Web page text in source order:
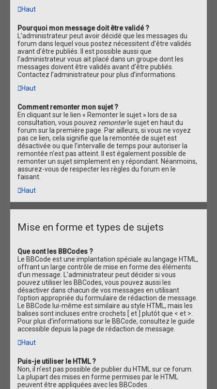
Haut
Pourquoi mon message doit être validé ?
L’administrateur peut avoir décidé que les messages du
forum dans lequel vous postez nécessitent d’être validés
avant d’être publiés. Il est possible aussi que
l’administrateur vous ait placé dans un groupe dont les
messages doivent être validés avant d’être publiés.
Contactez l’administrateur pour plus d’informations.
Haut
Comment remonter mon sujet ?
En cliquant sur le lien « Remonter le sujet » lors de sa
consultation, vous pouvez remonterle sujet en haut du
forum sur la première page. Par ailleurs, si vous ne voyez
pas ce lien, cela signifie que la remontée de sujet est
désactivée ou que l’intervalle de temps pour autoriser la
remontée n’est pas atteint. Il est également possible de
remonter un sujet simplement en y répondant. Néanmoins,
assurez-vous de respecter les règles du forum en le
faisant.
Haut
Mise en forme et types de sujets
Que sont les BBCodes ?
Le BBCode est une implantation spéciale au langage HTML,
offrant un large contrôle de mise en forme des éléments
d’un message. L’administrateur peut décider si vous
pouvez utiliser les BBCodes, vous pouvez aussi les
désactiver dans chacun de vos messages en utilisant
l’option appropriée du formulaire de rédaction de message.
Le BBCode lui-même est similaire au style HTML, mais les
balises sont incluses entre crochets [ et ] plutôt que < et >.
Pour plus d’informations sur le BBCode, consultez le guide
accessible depuis la page de rédaction de message.
Haut
Puis-je utiliser le HTML ?
Non, il n’est pas possible de publier du HTML sur ce forum.
La plupart des mises en forme permises par le HTML
peuvent être appliquées avec les BBCodes.